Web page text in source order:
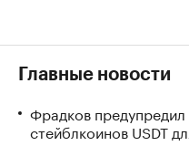
Главные новости
Фрадков
стейблкоинов USDT